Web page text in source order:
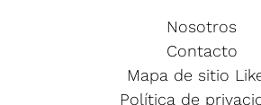
Nosotros
Contacto
Mapa de sitio
Política de